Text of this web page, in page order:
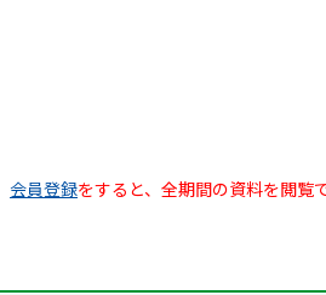
会員登録をすると、全期間の資料を閲覧